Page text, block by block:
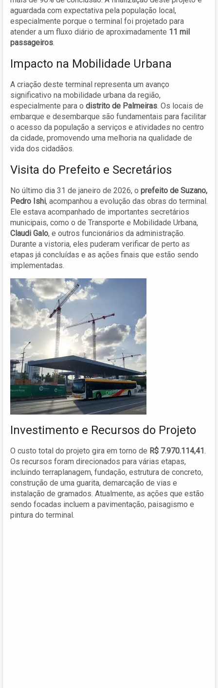
aguardada com expectativa pela população local,
especialmente porque o terminal foi projetado para
atender a um fluxo diário de aproximadamente 11 mil
passageiros.
Impacto na Mobilidade Urbana
A criação deste terminal representa um avanço
significativo na mobilidade urbana da região,
especialmente para o distrito de Palmeiras. Os locais de
embarque e desembarque são fundamentais para facilitar
o acesso da população a serviços e atividades no centro
da cidade, promovendo uma melhoria na qualidade de
vida dos cidadãos.
Visita do Prefeito e Secretários
No último dia 31 de janeiro de 2026, o prefeito de Suzano,
Pedro Ishi, acompanhou a evolução das obras do terminal.
Ele estava acompanhado de importantes secretários
municipais, como o de Transporte e Mobilidade Urbana,
Claudi Galo, e outros funcionários da administração.
Durante a vistoria, eles puderam verificar de perto as
etapas já concluídas e as ações finais que estão sendo
implementadas.
Investimento e Recursos do Projeto
O custo total do projeto gira em torno de R$ 7.970.114,41.
Os recursos foram direcionados para várias etapas,
incluindo terraplanagem, fundação, estrutura de concreto,
construção de uma guarita, demarcação de vias e
instalação de gramados. Atualmente, as ações que estão
sendo focadas incluem a pavimentação, paisagismo e
pintura do terminal.